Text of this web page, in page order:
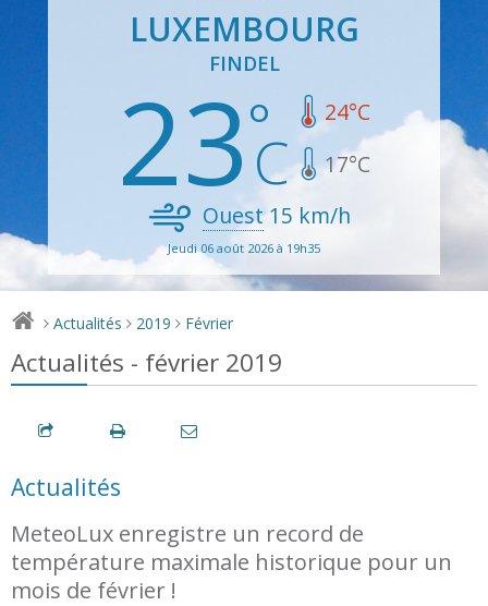
LUXEMBOURG
FINDEL
23 24°C
17°C
Ouest15 km/h
Jeudi 06 août 2026 à 19h35
> Actualités > 2019 > Février
Actualités - février 2019
Actualités
MeteoLux enregistre un record de
température maximale historique pour un
mois de février !